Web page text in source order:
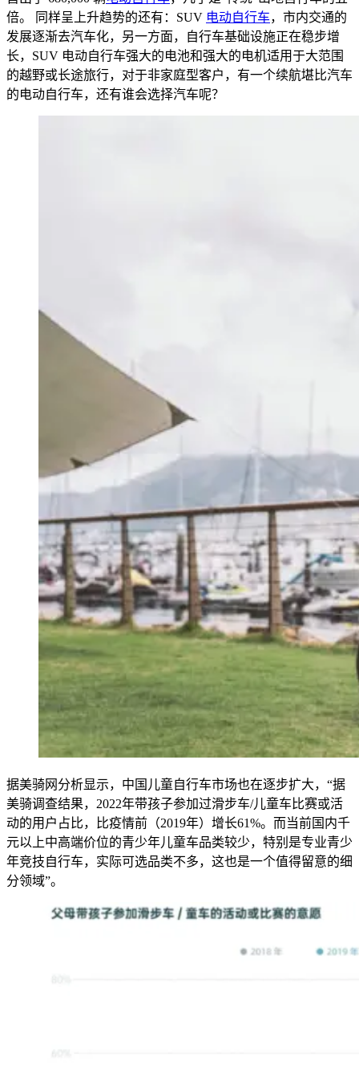
倍。 同样呈上升趋势的还有：SUV 电动自行车，市内交通的
发展逐渐去汽车化，另一方面，自行车基础设施正在稳步增
长，SUV 电动自行车强大的电池和强大的电机适用于大范围
的越野或长途旅行，对于非家庭型客户，有一个续航堪比汽车
的电动自行车，还有谁会选择汽车呢？
据美骑网分析显示，中国儿童自行车市场也在逐步扩大，“据
美骑调查结果，2022年带孩子参加过滑步车/儿童车比赛或活
动的用户占比，比疫情前（2019年）增长61%。而当前国内千
元以上中高端价位的青少年儿童车品类较少，特别是专业青少
年竞技自行车，实际可选品类不多，这也是一个值得留意的细
分领域”。